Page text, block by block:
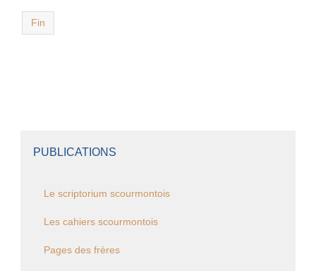
Fin
PUBLICATIONS
Le scriptorium scourmontois
Les cahiers scourmontois
Pages des frères